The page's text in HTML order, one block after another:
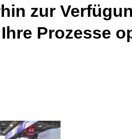
zur
Prozesse